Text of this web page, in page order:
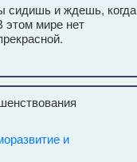
сидишь и ждешь, когда
этом мире нет
и